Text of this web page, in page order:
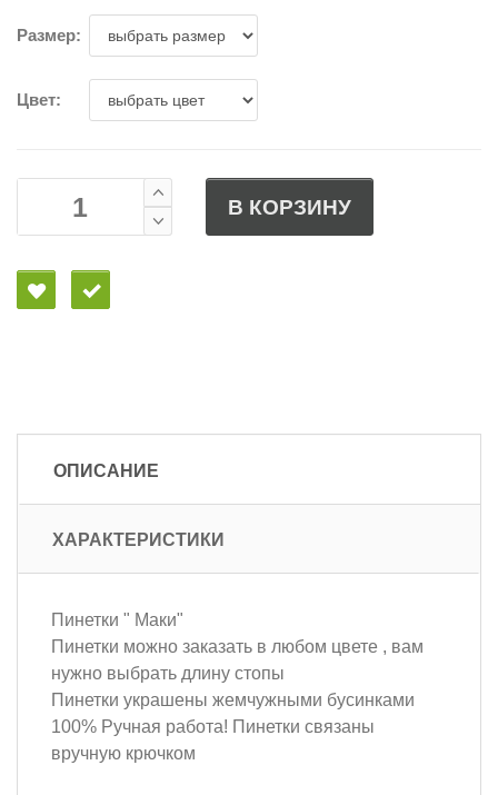
Размер:
Цвет:
В КОРЗИНУ
ОПИСАНИЕ
ХАРАКТЕРИСТИКИ
Пинетки " Маки"
Пинетки можно заказать в любом цвете , вам
нужно выбрать длину стопы
Пинетки украшены жемчужными бусинками
100% Ручная работа! Пинетки связаны
вручную крючком